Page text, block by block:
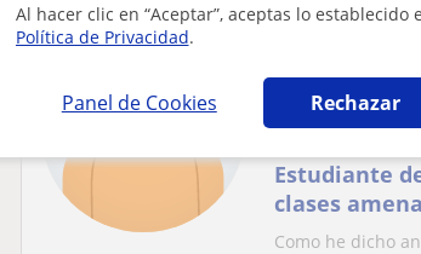
Al hacer clic en “Aceptar”, aceptas lo establecido
Política de Privacidad.
Panel de Cookies Rechazar
Cambrils
ESO:
Estudiante
clases
Como he dicho